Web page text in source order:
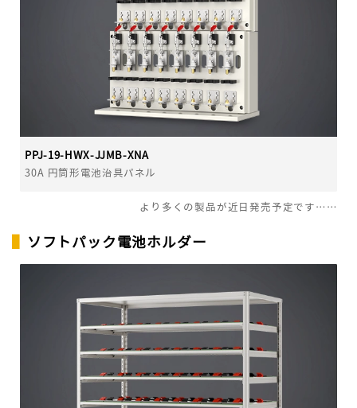
PPJ-19-HWX-JJMB-XNA
30A 円筒形電池治具パネル
より多くの製品が近日発売予定です……
ソフトパック電池ホルダー